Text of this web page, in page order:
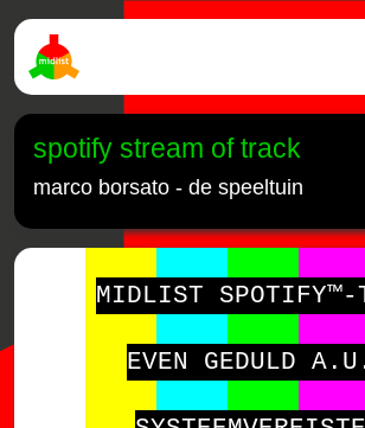
spotify stream of track
marco borsato - de speeltuin
MIDLIST SPOTIFY™-
EVEN GEDULD